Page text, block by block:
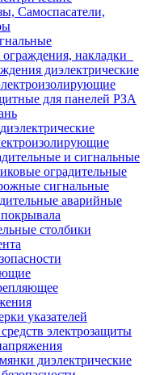
Самоспасатели,
накладки
диэлектрические
для панелей РЗА
и сигнальные
оградительные
сигнальные
аварийные
столбики
указателей
электрозащиты
диэлектрические